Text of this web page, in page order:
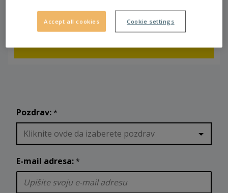
građevinarstvu, zakupu i radu
Pozdrav: *
Kliknite ovde da izaberete pozdrav
E-mail adresa: *
Accept all cookies Cookie settings